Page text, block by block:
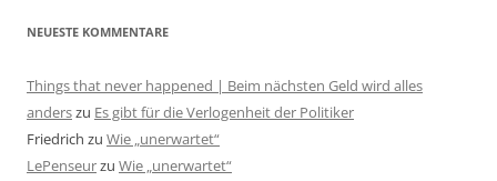
NEUESTE KOMMENTARE
Things that never happened | Beim nächsten Geld wird alles
anderszu Es gibt für die Verlogenheit der Politiker
Friedrich zu Wie „unerwartet“
LePenseurzu Wie „unerwartet“